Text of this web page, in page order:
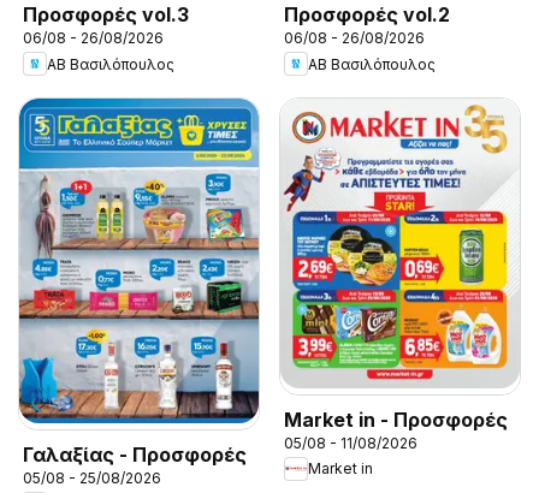
Προσφορές vol.3
06/08 - 26/08/2026
ΑΒ Βασιλόπουλος
Προσφορές vol.2
06/08 - 26/08/2026
ΑΒ Βασιλόπουλος
Γαλαξίας - Προσφορές
05/08 - 25/08/2026
Market in - Προσφορές
05/08 - 11/08/2026
Market in